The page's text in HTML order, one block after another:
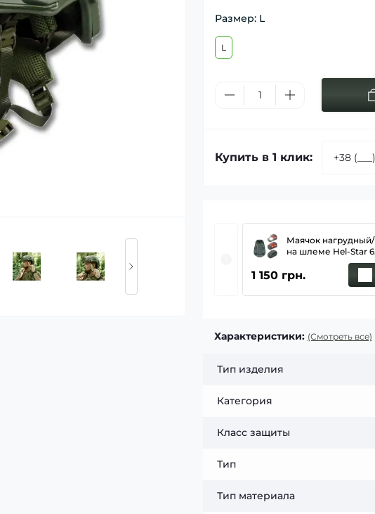
Размер: L
L
Купить в 1 клик:
Маячок нагрудный/
на шлеме Hel-Star 6
GEN III (R) Красный
1 150 грн.
Характеристики: (Смотреть все)
Тип изделия
Категория
Класс защиты
Тип
Тип материала